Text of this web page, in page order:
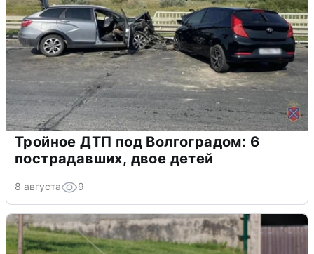
Тройное ДТП под Волгоградом: 6
пострадавших, двое детей
8 августа 9